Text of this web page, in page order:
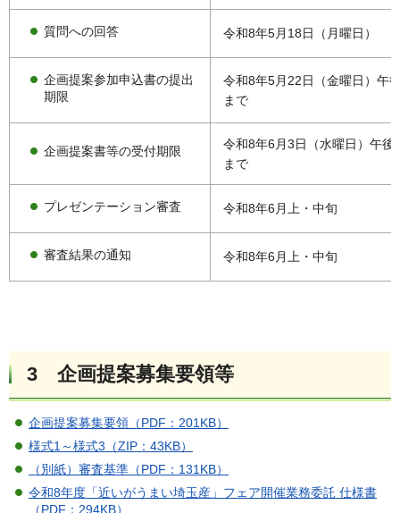
質問への回答 令和8年5月18日（月曜日）
企画提案参加申込書の提出
期限
令和8年5月22日（金曜日）午
まで
企画提案書等の受付期限
令和8年6月3日（水曜日）午後
まで
プレゼンテーション審査 令和8年6月上・中旬
審査結果の通知 令和8年6月上・中旬
3 企画提案募集要領等
企画提案募集要領（PDF：201KB）
様式1～様式3（ZIP：43KB）
（別紙）審査基準（PDF：131KB）
令和8年度「近いがうまい埼玉産」フェア開催業務委託 仕様書
（PDF：294KB）